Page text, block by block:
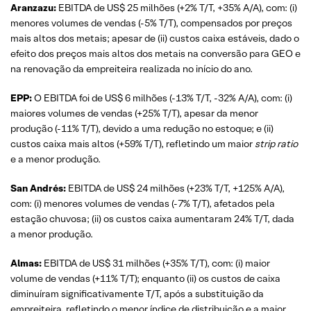
Aranzazu: EBITDA de US$ 25 milhões (+2% T/T, +35% A/A), com: (i)
menores volumes de vendas (-5% T/T), compensados por preços
mais altos dos metais; apesar de (ii) custos caixa estáveis, dado o
efeito dos preços mais altos dos metais na conversão para GEO e
na renovação da empreiteira realizada no início do ano.
EPP:O EBITDA foi de US$ 6 milhões (-13% T/T, -32% A/A), com: (i)
maiores volumes de vendas (+25% T/T), apesar da menor
produção (-11% T/T), devido a uma redução no estoque; e (ii)
custos caixa mais altos (+59% T/T), refletindo um maior strip ratio
e a menor produção.
San Andrés: EBITDA de US$ 24 milhões (+23% T/T, +125% A/A),
com: (i) menores volumes de vendas (-7% T/T), afetados pela
estação chuvosa; (ii) os custos caixa aumentaram 24% T/T, dada
a menor produção.
Almas: EBITDA de US$ 31 milhões (+35% T/T), com: (i) maior
volume de vendas (+11% T/T); enquanto (ii) os custos de caixa
diminuíram significativamente T/T, após a substituição da